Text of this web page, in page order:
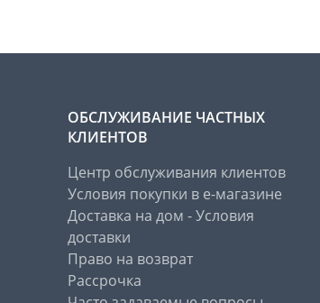
ОБСЛУЖИВАНИЕ ЧАСТНЫХ
КЛИЕНТОВ
Центр обслуживания клиентов
Условия покупки в е-магазине
Доставка на дом - Условия
доставки
Право на возврат
Рассрочка